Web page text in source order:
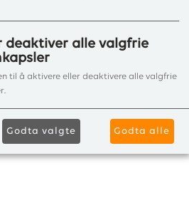
deaktiver alle valgfrie
til å aktivere eller deaktivere alle valgfrie
Godta valgte Godta alle